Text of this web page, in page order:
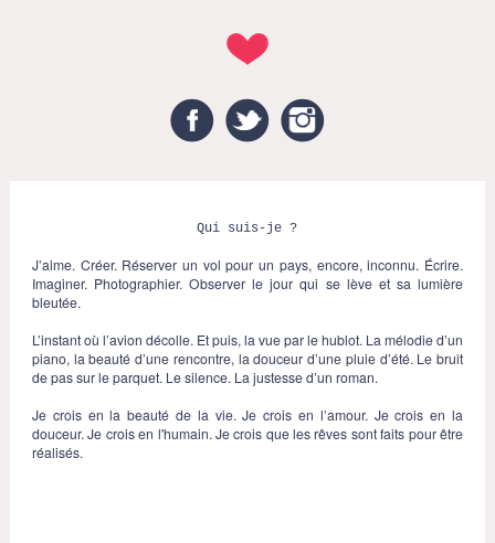
FacebookTwitter
Qui suis-je ?
J’aime. Créer. Réserver un vol pour un pays, encore, inconnu. Écrire.
Imaginer. Photographier. Observer le jour qui se lève et sa lumière
bleutée.
L’instant où l’avion décolle. Et puis, la vue par le hublot. La mélodie d’un
piano, la beauté d’une rencontre, la douceur d’une pluie d’été. Le bruit
de pas sur le parquet. Le silence. La justesse d’un roman.
Je crois en la beauté de la vie. Je crois en l’amour. Je crois en la
douceur. Je crois en l'humain. Je crois que les rêves sont faits pour être
réalisés.